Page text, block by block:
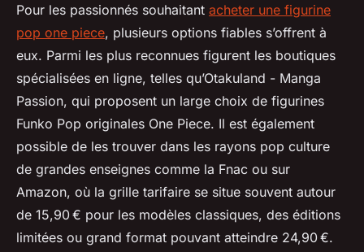
Pour les passionnés souhaitant acheter une figurine
pop one piece, plusieurs options fiables s’offrent à
eux. Parmi les plus reconnues figurent les boutiques
spécialisées en ligne, telles qu’Otakuland - Manga
Passion, qui proposent un large choix de figurines
Funko Pop originales One Piece. Il est également
possible de les trouver dans les rayons pop culture
de grandes enseignes comme la Fnac ou sur
Amazon, où la grille tarifaire se situe souvent autour
de 15,90 € pour les modèles classiques, des éditions
limitées ou grand format pouvant atteindre 24,90 €.